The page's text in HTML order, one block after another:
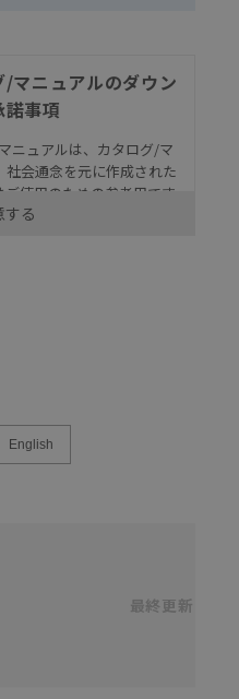
マニュアルのダウン
事項
ニュアルは、カタログ/マ
会通念を元に作成された
使用のための参考用です
については十分にご配慮
は、システム全体として
こと、および本製品が全
採用に際しては機器・装
うえご使用ください。・
の掲載内容をご確認のう
する
English
最終更新